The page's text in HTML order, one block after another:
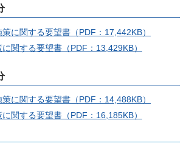
に関する要望書（PDF：17,442KB）
関する要望書（PDF：13,429KB）
に関する要望書（PDF：14,488KB）
関する要望書（PDF：16,185KB）